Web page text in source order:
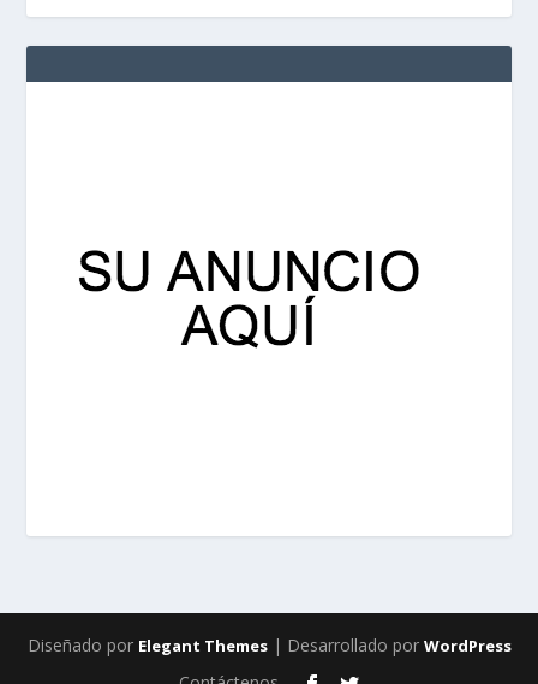
Diseñado por Elegant Themes| Desarrollado por WordPress